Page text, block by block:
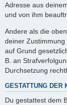
Adresse aus
und von ihm
Andere als die
deiner
auf Grund
B. an
Durchsetzung
GESTATTUNG DER
Du gestattest dem